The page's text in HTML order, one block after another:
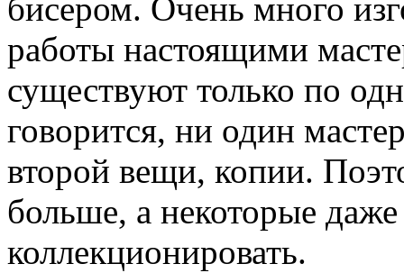
бисером. Очень много
работы настоящими
существуют только по
говорится, ни один
второй вещи, копии.
больше, а некоторые
коллекционировать.